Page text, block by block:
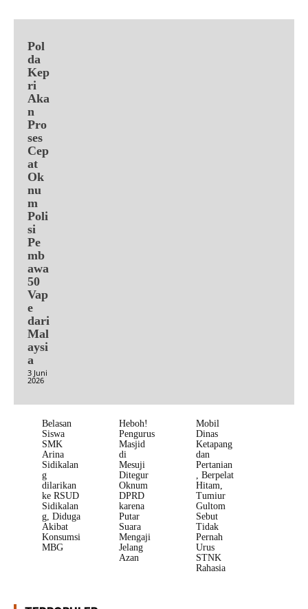
Pol
da
Kep
ri
Aka
n
Pro
ses
Cep
at
Ok
nu
m
Poli
si
Pe
mb
awa
50
Vap
e
dari
Mal
aysi
a
3 Juni
2026
Belasan
Siswa
SMK
Arina
Sidikalan
g
dilarikan
ke RSUD
Sidikalan
g, Diduga
Akibat
Konsumsi
MBG
Heboh!
Pengurus
Masjid
di
Mesuji
Ditegur
Oknum
DPRD
karena
Putar
Suara
Mengaji
Jelang
Azan
Mobil
Dinas
Ketapang
dan
Pertanian
, Berpelat
Hitam,
Tumiur
Gultom
Sebut
Tidak
Pernah
Urus
STNK
Rahasia